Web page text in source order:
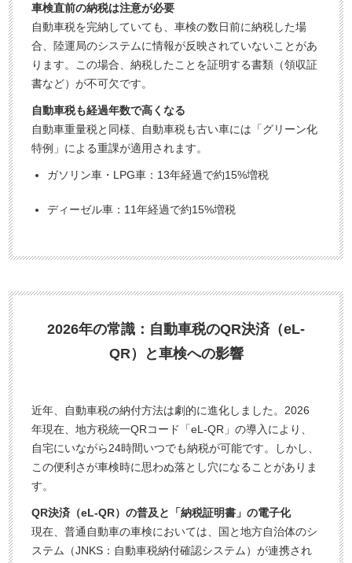
車検直前の納税は注意が必要
自動車税を完納していても、車検の数日前に納税した場
合、陸運局のシステムに情報が反映されていないことがあ
ります。この場合、納税したことを証明する書類（領収証
書など）が不可欠です。
自動車税も経過年数で高くなる
自動車重量税と同様、自動車税も古い車には「グリーン化
特例」による重課が適用されます。
ガソリン車・LPG車：13年経過で約15%増税
ディーゼル車：11年経過で約15%増税
2026年の常識：自動車税のQR決済（eL-
QR）と車検への影響
近年、自動車税の納付方法は劇的に進化しました。2026
年現在、地方税統一QRコード「eL-QR」の導入により、
自宅にいながら24時間いつでも納税が可能です。しかし、
この便利さが車検時に思わぬ落とし穴になることがありま
す。
QR決済（eL-QR）の普及と「納税証明書」の電子化
現在、普通自動車の車検においては、国と地方自治体のシ
ステム（JNKS：自動車税納付確認システム）が連携され